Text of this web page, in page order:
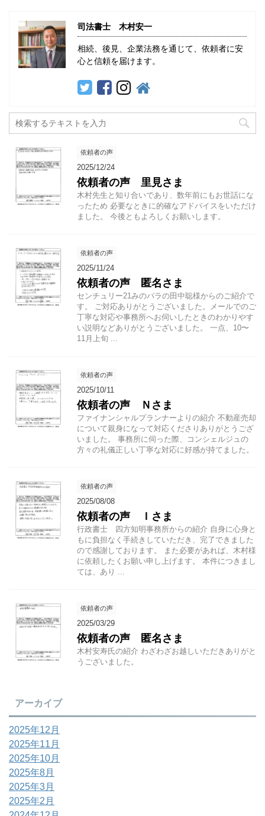
司法書士 木村安一
相続、後見、企業法務を通じて、依頼者に安
心と信頼を届けます。
依頼者の声
2025/12/24
依頼者の声 里見さま
木村先生と知り合いであり、数年前にもお世話にな
ったため 必要なときに的確なアドバイスをいただけ
ました。 今後ともよろしくお願いします。
依頼者の声
2025/11/24
依頼者の声 匿名さま
センチュリー21みのパラの田中聡様からのご紹介で
す。 ご対応ありがとうございました。メールでのご
丁寧な対応や事務所へお伺いしたときのわかりやす
い説明などありがとうございました。 一点、10〜
11月上旬 ...
依頼者の声
2025/10/11
依頼者の声 Ｎさま
ファイナンシャルプランナーよりの紹介 不動産売却
について親身になって対応くださりありがとうござ
いました。 事務所に伺った際、コンシェルジュの
方々の礼儀正しい丁寧な対応に好感が持てました。
依頼者の声
2025/08/08
依頼者の声 Ｉさま
行政書士 四方知明事務所からの紹介 自身に心身と
もに負担なく手続きしていただき、完了できました
ので感謝しております。 また必要があれば、木村様
に依頼したくお願い申し上げます。 本件につきまし
ては、あり ...
依頼者の声
2025/03/29
依頼者の声 匿名さま
木村安寿氏の紹介 わざわざお越しいただきありがと
うございました。
アーカイブ
2025年12月
2025年11月
2025年10月
2025年8月
2025年3月
2025年2月